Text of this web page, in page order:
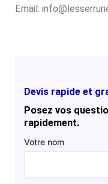
Email:
Devis rapide et
Posez vos
rapidement.
Votre nom